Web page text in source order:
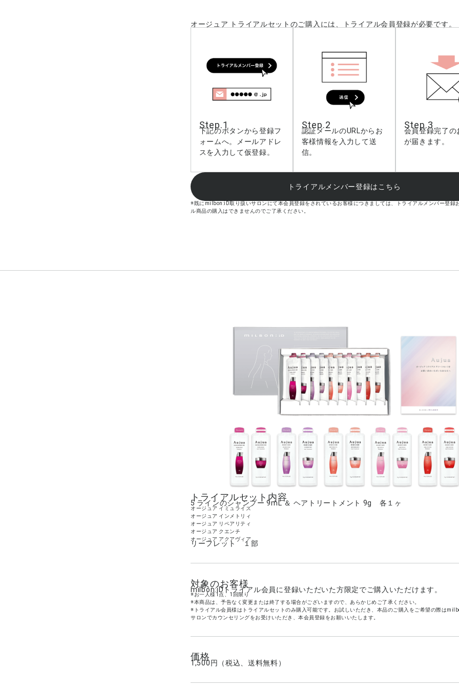
オージュア トライアルセットのご購入には、トライアル会員登録が必要です。
Step.1
下記のボタンから登録フ
ォームへ。メールアドレ
スを入力して仮登録。
Step.2
認証メールのURLからお
客様情報を入力して送
信。
Step.3
会員登録完了の
が届きます。
トライアルメンバー登録はこちら
※既にmilbon:iD取り扱いサロンにて本会員登録をされているお客様につきましては、トライアルメンバー登録
ル商品の購入はできませんのでご了承ください。
トライアルセット内容
5 ラインのシャンプー 9mL ＆ ヘアトリートメント 9g 各１ヶ
オージュア イミュライズ
オージュア インメトリィ
オージュア リペアリティ
オージュア クエンチ
オージュア アクアヴィア
リーフレット １部
対象のお客様
milbon:iDトライアル会員に登録いただいた方限定でご購入いただけます。
※お一人様1点、1回限り
※本商品は、予告なく変更または終了する場合がございますので、あらかじめご了承ください。
※トライアル会員様はトライアルセットのみ購入可能です。お試しいただき、本品のご購入をご希望の際は
サロンでカウンセリングをお受けいただき、本会員登録をお願いいたします。
価格
1,500円（税込、送料無料）